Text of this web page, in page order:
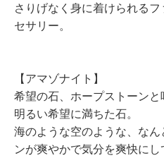
さりげなく身に着けられる
セサリー。
【アマゾナイト】
希望の石、ホープストーンと
明るい希望に満ちた石。
海のような空のような、な
ンが爽やかで気分を爽快にし